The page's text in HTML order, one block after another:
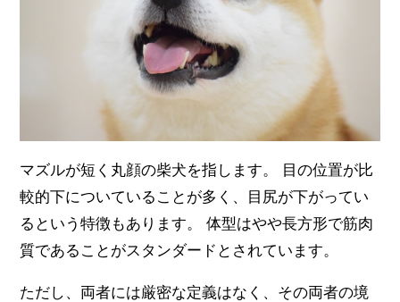
マズルが短く丸顔の柴犬を指します。 目の位置が比
較的下についていることが多く、目尻が下がってい
るという特徴もあります。 体型はやや長方形で筋肉
質であることがスタンダードとされています。
ただし、両者には厳密な定義はなく、その両者の境